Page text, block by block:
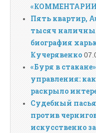
Пять квартир,
тысяч
биография
Кучерявенко
«Буря в
управления:
раскрыло
Судебный
против
искусственно